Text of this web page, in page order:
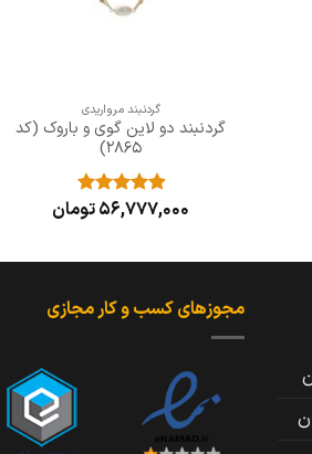
گردنبند مرواریدی
گردنبند دو لاین گوی و باروک (کد
2865)
نمره 5از
56,777,000تومان
مجوزهای کسب و کار مجازی